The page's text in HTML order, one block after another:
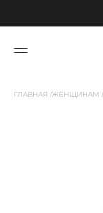
ГЛАВНАЯ ЖЕНЩИНАМ